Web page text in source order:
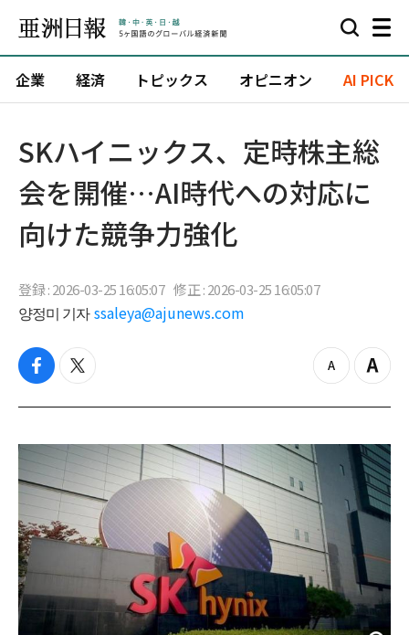
企業 経済 トピックス オピニオン AI PICK
SKハイニックス、定時株主総
会を開催…AI時代への対応に
向けた競争力強化
登録 : 2026-03-25 16:05:07 修正 : 2026-03-25 16:05:07
양정미 기자 ssaleya@ajunews.com
f
c
b
o
k
t
i
t
e
z
o
o
Z
o
i
n